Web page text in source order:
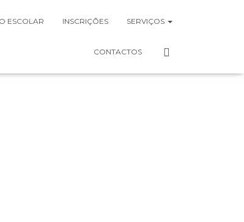
ESCOLAR INSCRIÇÕES SERVIÇOS
CONTACTOS